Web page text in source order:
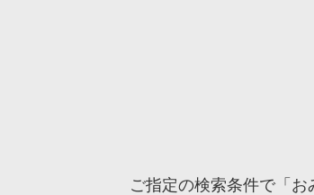
ご指定の検索条件で「お